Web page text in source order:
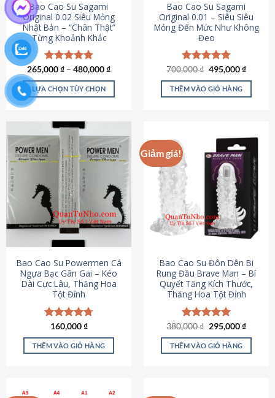
Bao Cao Su Sagami
Original 0.02 Siêu Mỏng
Nhật Bản – “Chân Thật”
Từng Khoảnh Khắc
Được xếp
hạng4.87
5 sao
265,000₫ – 480,000₫
LỰA CHỌN TÙY CHỌN
này
có
nhiều
biến
thể.
Các
tùy
chọn
có
chọn
trên
trang
sản
phẩm
Bao Cao Su Sagami
Original 0.01 – Siêu Siêu
Mỏng Đến Mức Như Không
Đeo
Được xếp
hạng4.83
5 sao
700,000₫ Giá
là:
700,000 ₫.
495,000₫Giá
tại
THÊM VÀO GIỎ HÀNG
Bao Cao Su Powermen Cá
Ngựa Bạc Gân Gai – Kéo
Dài Cực Lâu, Thăng Hoa
Tột Đỉnh
Được xếp
hạng4.73
5 sao
160,000₫
THÊM VÀO GIỎ HÀNG
Giảm giá!
Bao Cao Su Đôn Dên Bi
Rung Đầu Brave Man – Bí
Quyết Tăng Kích Thước,
Thăng Hoa Tột Đỉnh
Được xếp
hạng5.00
5 sao
380,000₫ Giá
là:
380,000 ₫.
295,000₫Giá
tại
THÊM VÀO GIỎ HÀNG